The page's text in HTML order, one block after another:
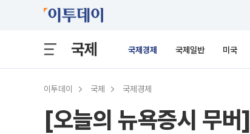
국제 국제경제 국제일반 미국
이투데이 국제 국제경제
[오늘의 뉴욕증시 무